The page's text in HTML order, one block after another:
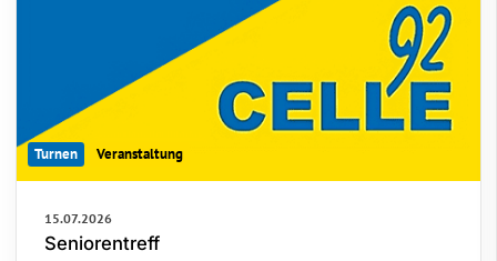
Turnen Veranstaltung
15.07.2026
Seniorentreff